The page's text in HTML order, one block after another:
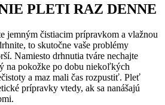
PLETI RAZ DENNE
jemným čistiacim prípravkom a vlažnou
to skutočne vaše problémy
Namiesto drhnutia tváre nechajte
na pokožke po dobu niekoľkých
a maz mali čas rozpustiť. Pleť
prípravky vtedy, ak sa nanášajú